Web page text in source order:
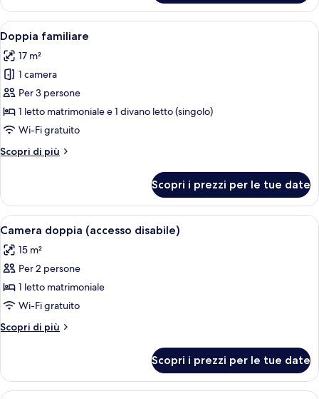
Superior,
balcone
Apri
tutte
le
foto
per
Doppia
familiare
Camera d'albergo moderna con un
7
Doppia familiare
17 m²
1 camera
Per 3 persone
1 letto matrimoniale e 1 divano letto (singolo)
Wi-Fi gratuito
Scopri di più
Altri
familiare
Scopri i prezzi per le tue date
Apri
tutte
le
foto
per
Camera
doppia
(accesso
Una camera d'albergo moderna
5
Camera doppia (accesso disabile)
15 m²
Per 2 persone
1 letto matrimoniale
Wi-Fi gratuito
Scopri di più
Altri
doppia
(accesso
Scopri i prezzi per le tue date
Bagno | Set di cortesia gratuito,